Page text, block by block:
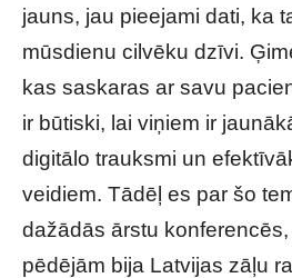
jauns, jau pieejami dati, ka
mūsdienu cilvēku dzīvi.
kas saskaras ar savu
ir būtiski, lai viņiem ir
digitālo trauksmi un
veidiem. Tādēļ es par šo
dažādās ārstu
pēdējām bija Latvijas zāļu